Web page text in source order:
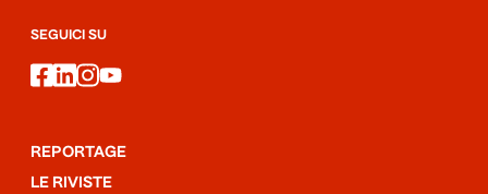
SEGUICI SU
facebook
linkedin
instagram
youtube
REPORTAGE
LE RIVISTE